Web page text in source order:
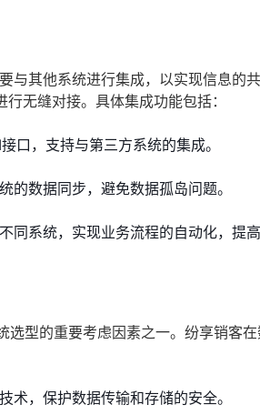
与其他系统进行集成，以实现信息的
无缝对接。具体集成功能包括：
口，支持与第三方系统的集成。
的数据同步，避免数据孤岛问题。
同系统，实现业务流程的自动化，提高
选型的重要考虑因素之一。纷享销客
术，保护数据传输和存储的安全。